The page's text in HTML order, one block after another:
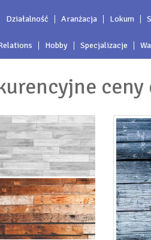
Działalność Aranżacja Lokum
Hobby Specjalizacje